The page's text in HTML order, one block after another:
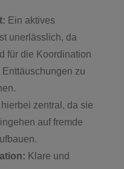
Ein aktives
unerlässlich, da
für die Koordination
zu
zentral, da sie
auf fremde
Klare und